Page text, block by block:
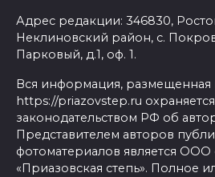
Адрес редакции: 346830,
Неклиновский район, с.
Парковый, д.1, оф. 1.
Вся информация, размещенная
https://priazovstep.ru
законодательством РФ об
Представителем авторов
фотоматериалов является ООО
«Приазовская степь». Полное